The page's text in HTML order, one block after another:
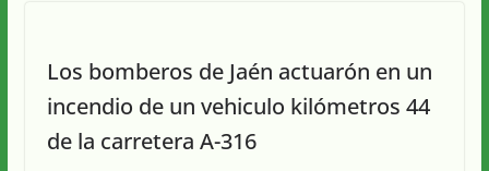
Los bomberos de Jaén actuarón en un
incendio de un vehiculo kilómetros 44
de la carretera A-316